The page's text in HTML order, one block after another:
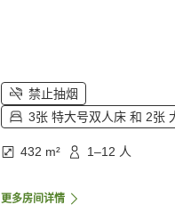
禁止抽烟
3张 特大号双人床 和 2张
432 m² 1–12 人
更多房间详情